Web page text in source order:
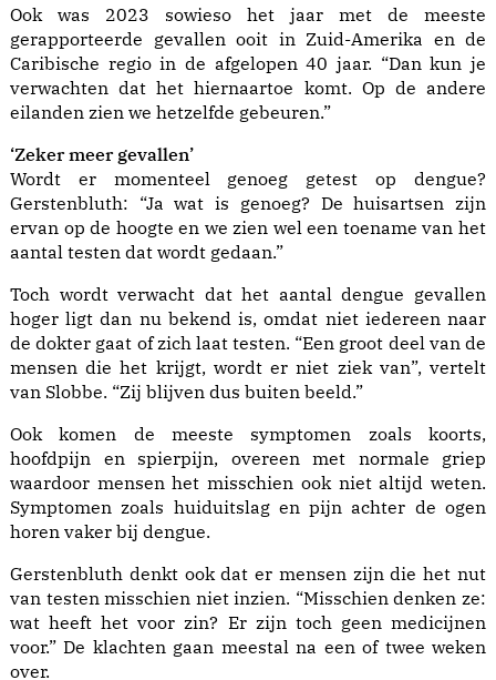
Ook was 2023 sowieso het jaar met de meeste
gerapporteerde gevallen ooit in Zuid-Amerika en de
Caribische regio in de afgelopen 40 jaar. “Dan kun je
verwachten dat het hiernaartoe komt. Op de andere
eilanden zien we hetzelfde gebeuren.”
‘Zeker meer gevallen’
Wordt er momenteel genoeg getest op dengue?
Gerstenbluth: “Ja wat is genoeg? De huisartsen zijn
ervan op de hoogte en we zien wel een toename van het
aantal testen dat wordt gedaan.”
Toch wordt verwacht dat het aantal dengue gevallen
hoger ligt dan nu bekend is, omdat niet iedereen naar
de dokter gaat of zich laat testen. “Een groot deel van de
mensen die het krijgt, wordt er niet ziek van”, vertelt
van Slobbe. “Zij blijven dus buiten beeld.”
Ook komen de meeste symptomen zoals koorts,
hoofdpijn en spierpijn, overeen met normale griep
waardoor mensen het misschien ook niet altijd weten.
Symptomen zoals huiduitslag en pijn achter de ogen
horen vaker bij dengue.
Gerstenbluth denkt ook dat er mensen zijn die het nut
van testen misschien niet inzien. “Misschien denken ze:
wat heeft het voor zin? Er zijn toch geen medicijnen
voor.” De klachten gaan meestal na een of twee weken
over.